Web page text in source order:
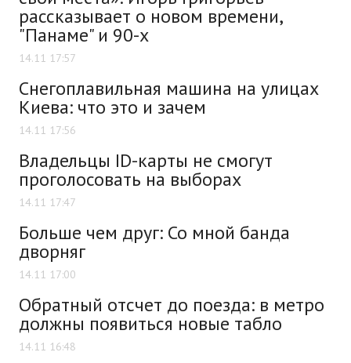
рассказывает о новом времени,
"Панаме" и 90-х
14.11 17:57
Снегоплавильная машина на улицах
Киева: что это и зачем
14.11 17:56
Владельцы ID-карты не смогут
проголосовать на выборах
14.11 17:47
Больше чем друг: Со мной банда
дворняг
14.11 17:00
Обратный отсчет до поезда: в метро
должны появиться новые табло
14.11 16:48